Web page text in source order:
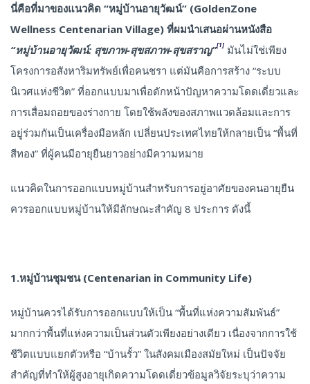
นี่คือที่มาของแนวคิด “หมู่บ้านอายุวัฒน์” (GoldenZone
Wellness Centenarian Village) ที่ผมนำเสนอผ่านหนังสือ
“หมู่บ้านอายุวัฒน์: สุขภาพ-สุขสภาพ-สุขสราญ”[1] มันไม่ใช่เพียง
โครงการอสังหาริมทรัพย์เพื่อคนชรา แต่มันคือการสร้าง “ระบบ
นิเวศแห่งชีวิต” ที่ออกแบบมาเพื่อดักหน้าปัญหาความโดดเดี่ยวและ
การเสื่อมถอยของร่างกาย โดยใช้พลังของสภาพแวดล้อมและการ
อยู่ร่วมกันเป็นเครื่องมือหลัก เปลี่ยนประเทศไทยให้กลายเป็น “พื้นที่
สีทอง” ที่ผู้คนมีอายุยืนยาวอย่างมีความหมาย
แนวคิดในการออกแบบหมู่บ้านสำหรับการอยู่อาศัยของคนอายุยืน
ควรออกแบบหมู่บ้านให้มีลักษณะสำคัญ 8 ประการ ดังนี้
1.หมู่บ้านชุมชน (Centenarian in Community Life)
หมู่บ้านควรได้รับการออกแบบให้เป็น “พื้นที่แห่งความสัมพันธ์”
มากกว่าพื้นที่แห่งความเป็นส่วนตัวเพียงอย่างเดียว เนื่องจากการใช้
ชีวิตแบบแยกตัวหรือ “บ้านรั้ว” ในสังคมเมืองสมัยใหม่ เป็นปัจจัย
สำคัญที่ทำให้ผู้สูงอายุเกิดความโดดเดี่ยวข้อมูลวิจัยระบุว่าความ